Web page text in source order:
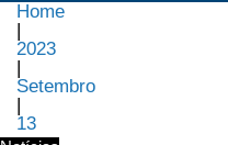
Home
|
2023
|
Setembro
|
13